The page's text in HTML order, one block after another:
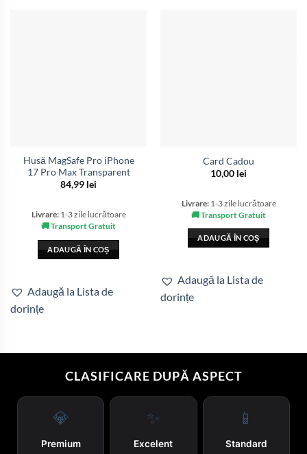
Husă MagSafe Pro iPhone
17 Pro Max Transparent
84,99 lei
Livrare:1-3 zile lucrătoare
🚚 Transport Gratuit
ADAUGĂ ÎN COȘ
Adaugă la Lista de
dorințe
Card Cadou
10,00 lei
Livrare:1-3 zile lucrătoare
🚚 Transport Gratuit
ADAUGĂ ÎN COȘ
Adaugă la Lista de
dorințe
CLASIFICARE DUPĂ ASPECT
💎
Premium
✨
Excelent
📱
Standard